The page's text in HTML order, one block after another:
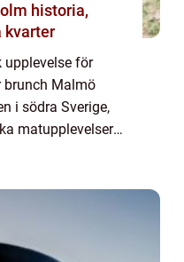
kvarter
upplevelse för
brunch Malmö
i södra Sverige,
matupplevelser